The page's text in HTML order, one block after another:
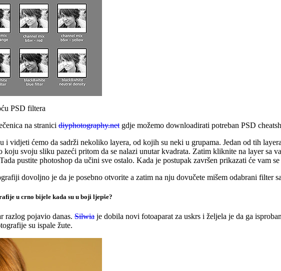
PSD filtera
na stranici diyphotography.net gdje možemo downloadirati potreban PSD
vidjeti ćemo da sadrži nekoliko layera, od kojih su neki u grupama. Jedan od tih
svoju sliku pazeći pritom da se nalazi unutar kvadrata. Zatim kliknite na layer sa
pustite photoshop da učini sve ostalo. Kada je postupak završen prikazati će vam
dovoljno je da je posebno otvorite a zatim na nju dovučete mišem odabrani filter
u crno bijele kada su u boji ljepše?
razlog pojavio danas. Silwia je dobila novi fotoaparat za uskrs i željela je da ga
su ispale žute.